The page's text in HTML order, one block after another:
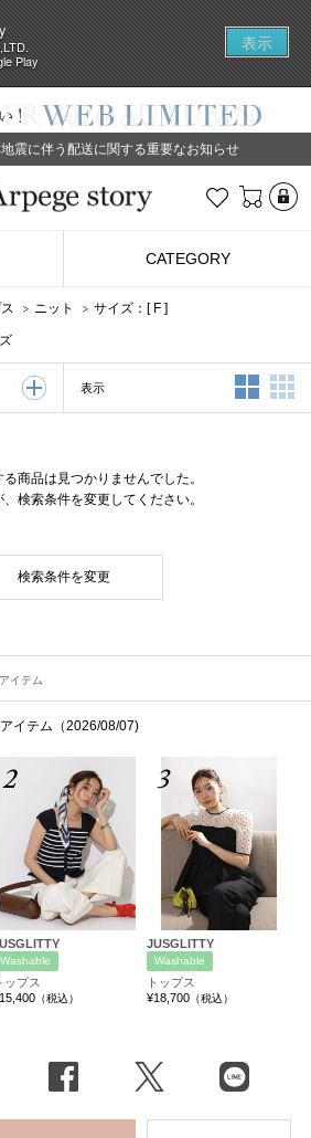
Play
表示
震に伴う配送に関する重要なお知らせ
お気に入り
CATEGORY
ニット サイズ：[ F ]
表示 2列表示
商品は見つかりませんでした。
検索条件を変更してください。
検索条件を変更
イテム
イテム（2026/08/07)
2
Washable
ップス
（税込）
3
JUSGLITTY
Washable
トップス
¥18,700 （税込）
X（旧Twitter） LINE